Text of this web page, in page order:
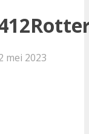
mei 2023